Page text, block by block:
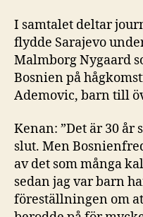
I samtalet deltar
flydde Sarajevo
Malmborg Nygaard
Bosnien på
Ademovic, barn till
Kenan: ”Det är 30 år
slut. Men
av det som många
sedan jag var barn
föreställningen om